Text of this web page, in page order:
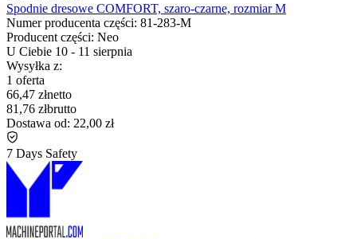
Spodnie dresowe COMFORT, szaro-czarne, rozmiar M
Numer producenta części: 81-283-M
Producent części: Neo
U Ciebie 10 - 11 sierpnia
Wysyłka z:
1 oferta
66,47 złnetto
81,76 złbrutto
Dostawa od: 22,00 zł
7 Days Safety